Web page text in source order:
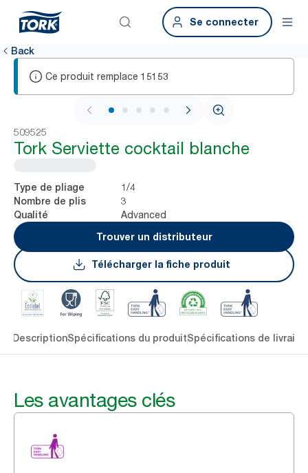
Se connecter
Back
Ce produit remplace 15153
1 / 6
509525
Tork Serviette cocktail blanche
Type de pliage 1/4
Nombre de plis 3
Qualité
Advanced
Trouver un distributeur
Télécharger la fiche produit
DescriptionSpécifications du produitSpécifications de
Les avantages clés